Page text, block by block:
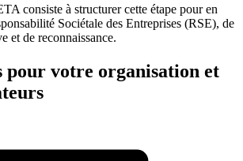
consiste à structurer cette étape pour en
Sociétale des Entreprises (RSE), de
et de reconnaissance.
pour votre organisation et